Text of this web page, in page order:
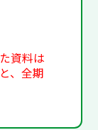
資料は
、全期